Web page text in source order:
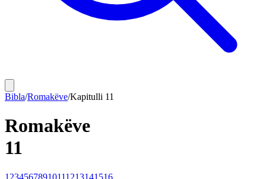
Bibla/Romakëve/Kapitulli 11
Romakëve
11
1 2345678910111213141516